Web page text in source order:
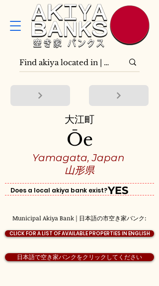
大江町
Yamagata, Japan
Municipal Akiya Bank | 日本語の市空き家バンク:
Ōe
Does a local akiya bank exist?
日本語で空き家バンクをクリックしてください
山形県
YES
CLICK FOR A LIST OF AVAILABLE PROPERTIES IN ENGLISH